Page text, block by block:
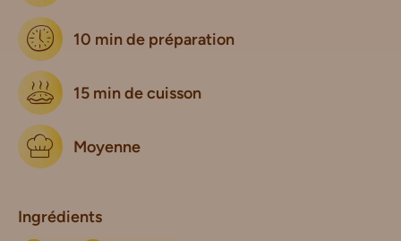
10 min de préparation
15 min de cuisson
Moyenne
Ingrédients